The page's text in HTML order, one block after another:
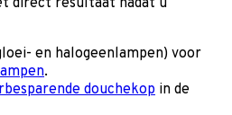
en halogeenlampen) voor
.
douchekop in de